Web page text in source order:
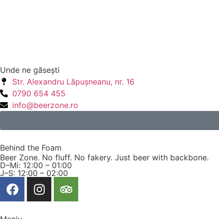
Unde ne găseşti
Str. Alexandru Lăpuşneanu, nr. 16
0790 654 455
info@beerzone.ro
Behind the Foam
Beer Zone. No fluff. No fakery. Just beer with backbone.
D–Mi: 12:00 – 01:00
J–S: 12:00 – 02:00